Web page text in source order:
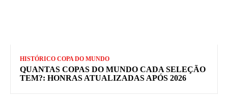
HISTÓRICO COPA DO MUNDO
QUANTAS COPAS DO MUNDO CADA SELEÇÃO
TEM?: HONRAS ATUALIZADAS APÓS 2026